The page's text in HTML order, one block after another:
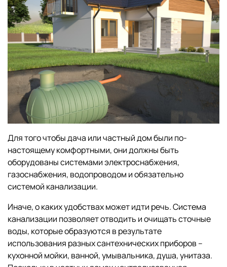
Для того чтобы дача или частный дом были по-
настоящему комфортными, они должны быть
оборудованы системами электроснабжения,
газоснабжения, водопроводом и обязательно
системой канализации.
Иначе, о каких удобствах может идти речь. Система
канализации позволяет отводить и очищать сточные
воды, которые образуются в результате
использования разных сантехнических приборов –
кухонной мойки, ванной, умывальника, душа, унитаза.